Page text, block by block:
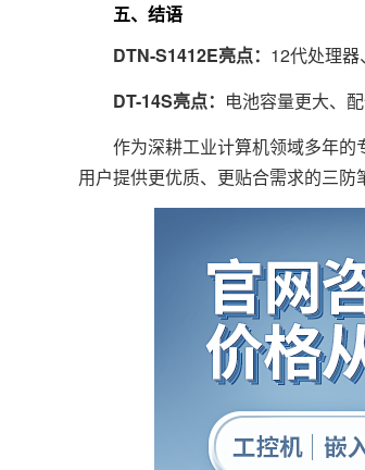
五、结语
DTN-S1412E亮点： 12代处理
DT-14S亮点： 电池容量更大、
作为深耕工业计算机领域多年的
用户提供更优质、更贴合需求的三防